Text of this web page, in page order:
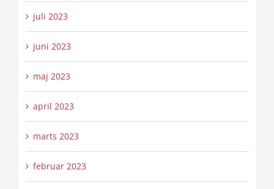
juli 2023
juni 2023
maj 2023
april 2023
marts 2023
februar 2023